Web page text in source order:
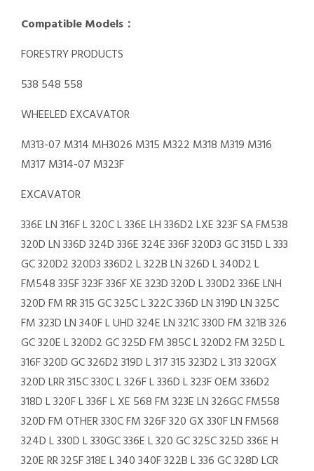
Compatible Models：
FORESTRY PRODUCTS
538 548 558
WHEELED EXCAVATOR
M313-07 M314 MH3026 M315 M322 M318 M319 M316
M317 M314-07 M323F
EXCAVATOR
336E LN 316F L 320C L 336E LH 336D2 LXE 323F SA FM538
320D LN 336D 324D 336E 324E 336F 320D3 GC 315D L 333
GC 320D2 320D3 336D2 L 322B LN 326D L 340D2 L
FM548 335F 323F 336F XE 323D 320D L 330D2 336E LNH
320D FM RR 315 GC 325C L 322C 336D LN 319D LN 325C
FM 323D LN 340F L UHD 324E LN 321C 330D FM 321B 326
GC 320E L 320D2 GC 325D FM 385C L 320D2 FM 325D L
316F 320D GC 326D2 319D L 317 315 323D2 L 313 320GX
320D LRR 315C 330C L 326F L 336D L 323F OEM 336D2
318D L 320F L 336F L XE 568 FM 323E LN 326GC FM558
320D FM OTHER 330C FM 326F 320 GX 330F LN FM568
324D L 330D L 330GC 336E L 320 GC 325C 325D 336E H
320E RR 325F 318E L 340 340F 322B L 336 GC 328D LCR